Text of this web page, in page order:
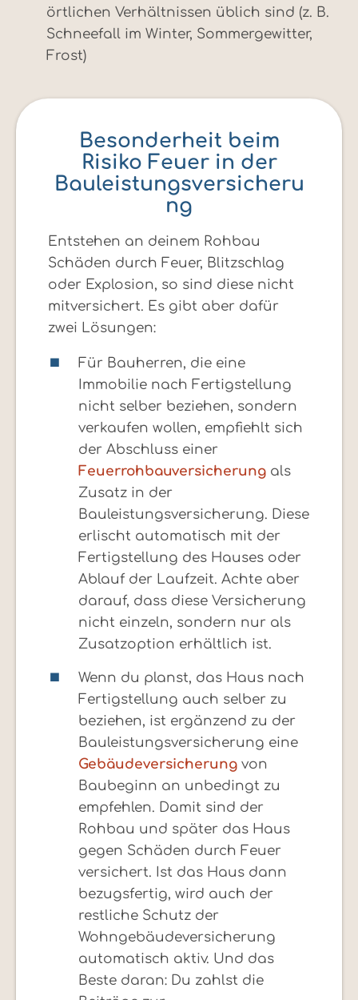
örtlichen Verhältnissen üblich sind (z. B.
Schneefall im Winter, Sommergewitter,
Frost)
Besonderheit beim
Risiko Feuer in der
Bauleistungsversicheru
ng
Entstehen an deinem Rohbau
Schäden durch Feuer, Blitzschlag
oder Explosion, so sind diese nicht
mitversichert. Es gibt aber dafür
zwei Lösungen:
Für Bauherren, die eine
Immobilie nach Fertigstellung
nicht selber beziehen, sondern
verkaufen wollen, empfiehlt sich
der Abschluss einer
Feuerrohbauversicherung als
Zusatz in der
Bauleistungsversicherung. Diese
erlischt automatisch mit der
Fertigstellung des Hauses oder
Ablauf der Laufzeit. Achte aber
darauf, dass diese Versicherung
nicht einzeln, sondern nur als
Zusatzoption erhältlich ist.
Wenn du planst, das Haus nach
Fertigstellung auch selber zu
beziehen, ist ergänzend zu der
Bauleistungsversicherung eine
Gebäudeversicherung von
Baubeginn an unbedingt zu
empfehlen. Damit sind der
Rohbau und später das Haus
gegen Schäden durch Feuer
versichert. Ist das Haus dann
bezugsfertig, wird auch der
restliche Schutz der
Wohngebäudeversicherung
automatisch aktiv. Und das
Beste daran: Du zahlst die